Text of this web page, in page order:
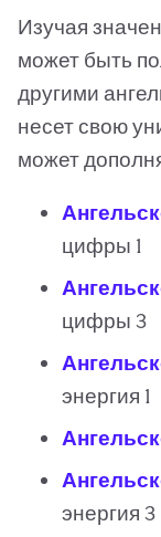
Изучая
может быть
другими
несет свою
может
цифры 1
цифры 3
энергия 1
энергия 3